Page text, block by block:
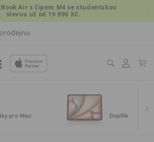
Air s čipem M4 se studentskou
slevou už od 19 990 Kč.
Přihlásit
se
Košík
pro Mac Doplňky pro